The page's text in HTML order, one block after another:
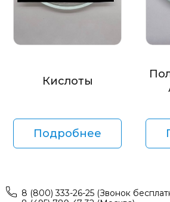
Кислоты
Подробнее
8 (800) 333-26-25 (Звонок